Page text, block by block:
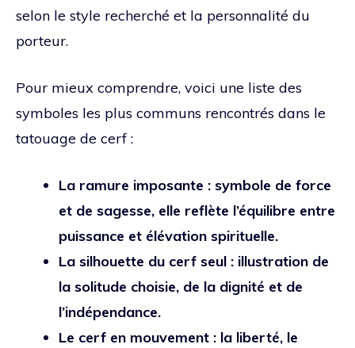
selon le style recherché et la personnalité du
porteur.
Pour mieux comprendre, voici une liste des
symboles les plus communs rencontrés dans le
tatouage de cerf :
La ramure imposante : symbole de force
et de sagesse, elle reflète l’équilibre entre
puissance et élévation spirituelle.
La silhouette du cerf seul : illustration de
la solitude choisie, de la dignité et de
l’indépendance.
Le cerf en mouvement : la liberté, le